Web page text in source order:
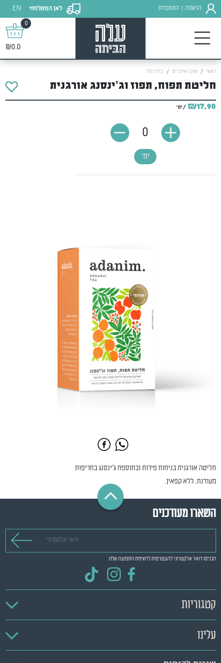
הרשמה התחברות לאן המשלוח?
EN
0
₪0.0
ראשי שוק האיכרים בית התה
חליטת תפוח, תפוז וג’ינסנג אורגנית
₪17.90 / יח'
יח'
0
חליטה אורגנית בניחוח פירות ובתוספת ג’ינסנג בחריפות
מעודנת. ללא קפאין.
השארו מעודכנים
הכניסו דואר אלקטרוני להצטרפות לרשימת התפוצה שלנו
קטגוריות
עלינו